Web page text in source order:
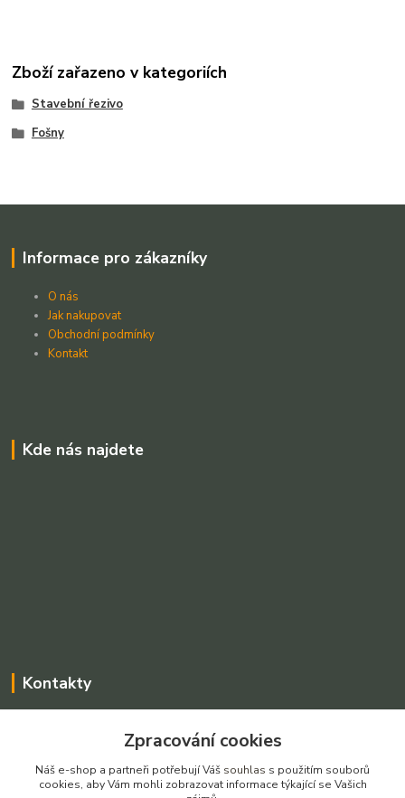
Zboží zařazeno v kategoriích
Stavební řezivo
Fošny
Informace pro zákazníky
O nás
Jak nakupovat
Obchodní podmínky
Kontakt
Kde nás najdete
Kontakty
+420 775025765
prodejnarezivadecin@seznam.cz
Zpracování cookies
Náš e-shop a partneři potřebují Váš souhlas s použitím souborů
cookies, aby Vám mohli zobrazovat informace týkající se Vašich